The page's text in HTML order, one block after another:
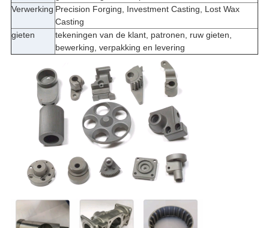
Verwerking Precision Forging, Investment Casting, Lost Wax
Casting
gieten
tekeningen van de klant, patronen, ruw gieten,
bewerking, verpakking en levering